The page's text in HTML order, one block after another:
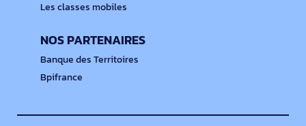
Les classes mobiles
NOS PARTENAIRES
Banque des Territoires
Bpifrance